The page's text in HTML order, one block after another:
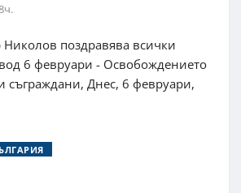
поздравява всички
6 февруари - Освобождението
съграждани, Днес, 6 февруари,